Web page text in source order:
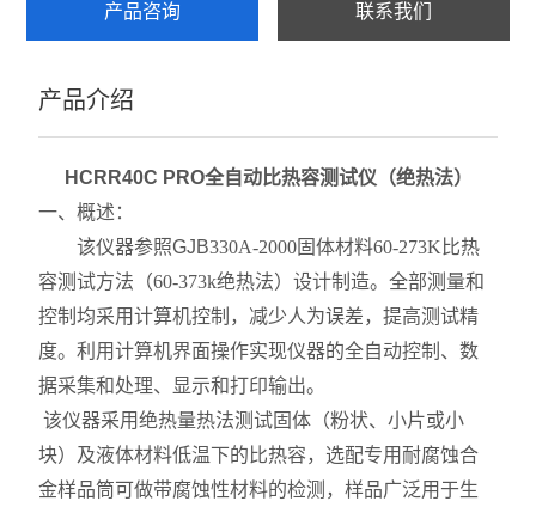
产品咨询 联系我们
产品介绍
HCRR40C PRO全自动比热容测试仪（绝热法）
一、概述 ：
该仪器参照GJB330A-2000固体材料60-273K比热
容测试方法（60-373k绝热法）设计制造。全部测量和
控制均采用计算机控制，减少人为误差，提高测试精
度。利用计算机界面操作实现仪器的全自动控制、数
据采集和处理、显示和打印输出。
该仪器采用绝热量热法测试固体（粉状、小片或小
块）及液体材料低温下的比热容，选配专用耐腐蚀合
金样品筒可做带腐蚀性材料的检测，样品广泛用于生